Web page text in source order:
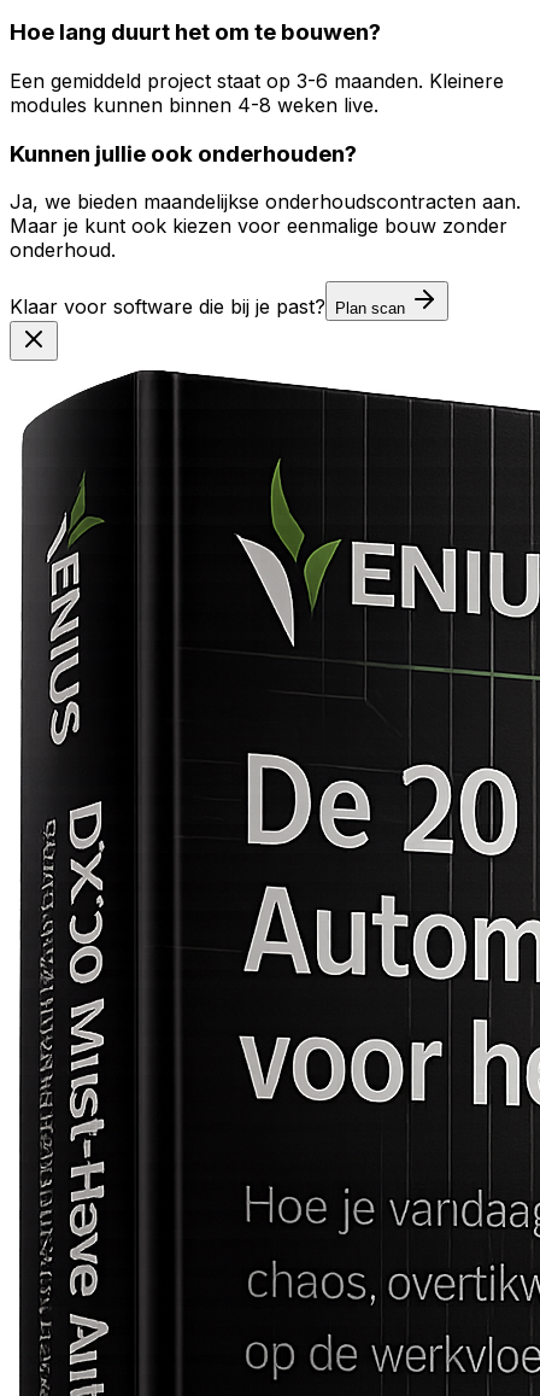
Hoe lang duurt het om te bouwen?
Een gemiddeld project staat op 3-6 maanden. Kleinere
modules kunnen binnen 4-8 weken live.
Kunnen jullie ook onderhouden?
Ja, we bieden maandelijkse onderhoudscontracten aan.
Maar je kunt ook kiezen voor eenmalige bouw zonder
onderhoud.
Klaar voor software die bij je past? Plan scan